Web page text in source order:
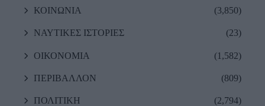
ΚΟΙΝΩΝΙΑ (3,850)
ΝΑΥΤΙΚΕΣ ΙΣΤΟΡΙΕΣ (23)
ΟΙΚΟΝΟΜΙΑ (1,582)
ΠΕΡΙΒΑΛΛΟΝ (809)
ΠΟΛΙΤΙΚΗ (2,794)